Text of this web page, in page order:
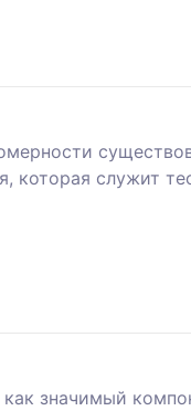
которая служит
значимый